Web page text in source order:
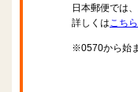
日本郵便では
詳しくはこちら
※0570から始